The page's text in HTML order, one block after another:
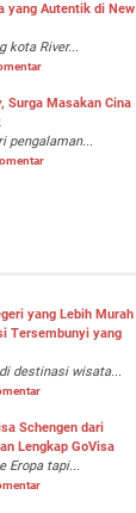
yang Autentik di New
kota River...
Surga Masakan Cina
pengalaman...
yang Lebih Murah
Tersembunyi yang
destinasi wisata...
Schengen dari
Lengkap GoVisa
Eropa tapi...